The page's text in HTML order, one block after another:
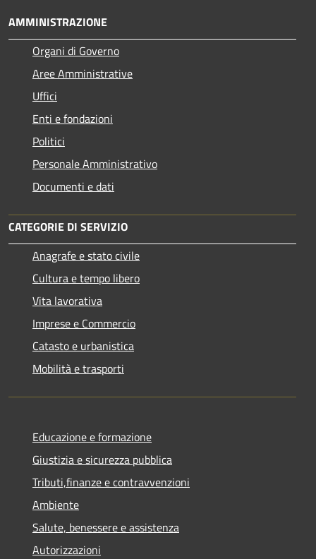
AMMINISTRAZIONE
Organi di Governo
Aree Amministrative
Uffici
Enti e fondazioni
Politici
Personale Amministrativo
Documenti e dati
CATEGORIE DI SERVIZIO
Anagrafe e stato civile
Cultura e tempo libero
Vita lavorativa
Imprese e Commercio
Catasto e urbanistica
Mobilità e trasporti
Educazione e formazione
Giustizia e sicurezza pubblica
Tributi,finanze e contravvenzioni
Ambiente
Salute, benessere e assistenza
Autorizzazioni